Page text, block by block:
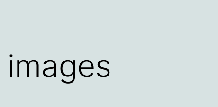
images